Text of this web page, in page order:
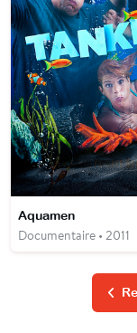
Aquamen
Documentaire • 2011